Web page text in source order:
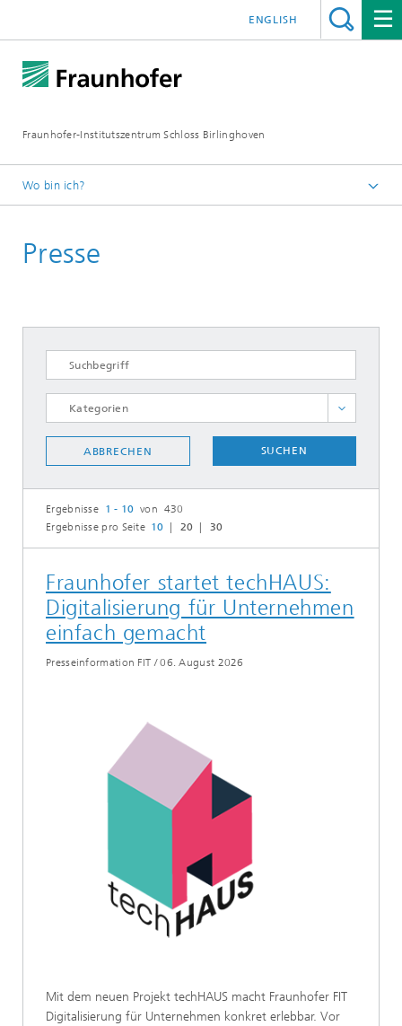
Fraunhofer-Institutszentrum Schloss Birlinghoven
ENGLISH
Wo bin ich?
Presse
Pressemitteilungen FIT
Pressemitteilungen SCAI
ALLE AUSWÄHLEN
ABBRECHEN SUCHEN
Ergebnisse 1 - 10 von 430
Ergebnisse pro Seite 10 20 30
Fraunhofer startet techHAUS:
Digitalisierung für Unternehmen
einfach gemacht
Presseinformation FIT /06. August 2026
Mit dem neuen Projekt techHAUS macht Fraunhofer FIT
Digitalisierung für Unternehmen konkret erlebbar. Vor